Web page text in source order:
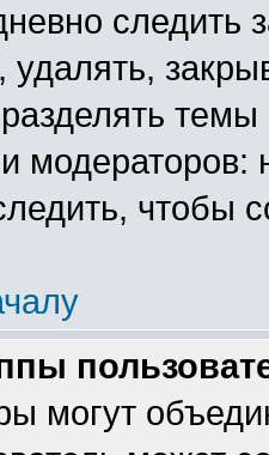
следить
удалять,
чтобы
могут